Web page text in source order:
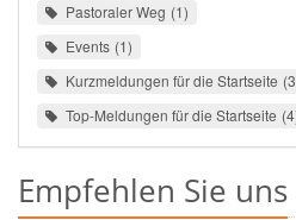
Pastoraler Weg 1
Events 1
Kurzmeldungen für die Startseite 3
Top-Meldungen für die Startseite 4
Empfehlen Sie uns